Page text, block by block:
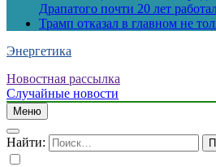
Драпатого почти 20 лет
Трамп отказал в главном не
Энергетика
Новостная рассылка
Случайные новости
Меню
Найти: